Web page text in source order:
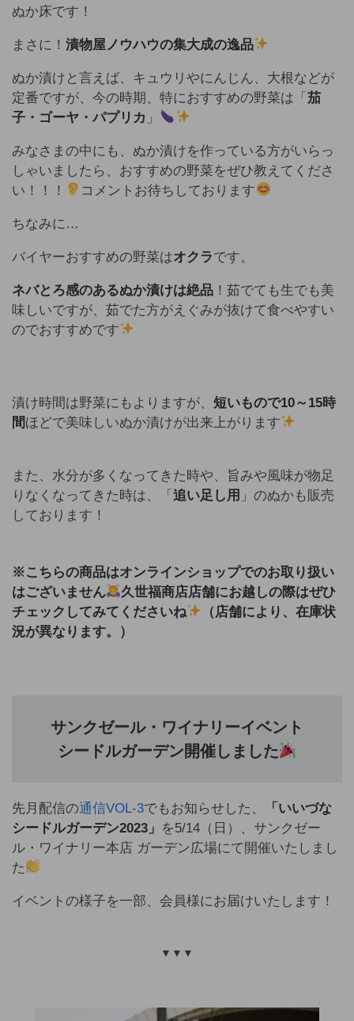
ぬか床です！
まさに！ 漬物屋ノウハウの集大成の逸品
ぬか漬けと言えば、キュウリやにんじん、大根などが
定番ですが、今の時期、特におすすめの野菜は「 茄
子・ゴーヤ・パプリカ 」
みなさまの中にも、ぬか漬けを作っている方がいらっ
しゃいましたら、おすすめの野菜をぜひ教えてくださ
い！！！
コメントお待ちしております
ちなみに…
バイヤーおすすめの野菜はオクラです。
ネバとろ感のあるぬか漬けは絶品 ！茹でても生でも美
味しいですが、茹でた方がえぐみが抜けて食べやすい
のでおすすめです
漬け時間は野菜にもよりますが、 短いもので10～15時
間ほどで美味しいぬか漬けが出来上がります
また、水分が多くなってきた時や、旨みや風味が物足
りなくなってきた時は、「 追い足し用 」のぬかも販売
しております！
※こちらの商品はオンラインショップでのお取り扱い
はございません
久世福商店店舗にお越しの際はぜひ
チェックしてみてくださいね
（店舗により、在庫状
況が異なります。）
サンクゼール・ワイナリーイベント
シードルガーデン開催しました
先月配信の通信VOL-3でもお知らせした、
「いいづな
シードルガーデン2023」 を5/14（日）、サンクゼー
ル・ワイナリー本店 ガーデン広場にて開催いたしまし
た
イベントの様子を一部、会員様にお届けいたします！
▼▼▼